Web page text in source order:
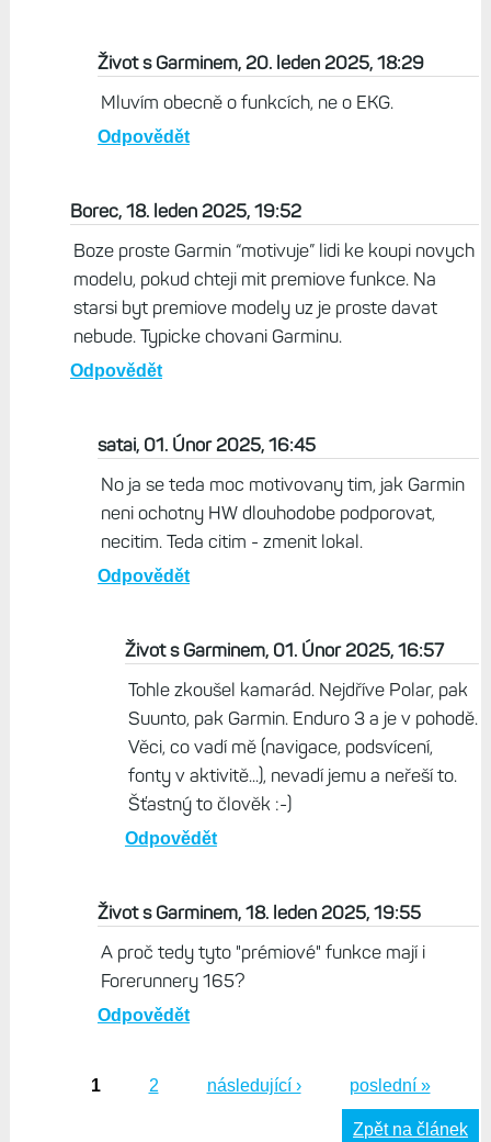
Život s Garminem, 20. leden 2025, 18:29
Mluvím obecně o funkcích, ne o EKG.
Odpovědět
Borec, 18. leden 2025, 19:52
Boze proste Garmin “motivuje” lidi ke koupi novych
modelu, pokud chteji mit premiove funkce. Na
starsi byt premiove modely uz je proste davat
nebude. Typicke chovani Garminu.
Odpovědět
satai, 01. Únor 2025, 16:45
No ja se teda moc motivovany tim, jak Garmin
neni ochotny HW dlouhodobe podporovat,
necitim. Teda citim - zmenit lokal.
Odpovědět
Život s Garminem, 01. Únor 2025, 16:57
Tohle zkoušel kamarád. Nejdříve Polar, pak
Suunto, pak Garmin. Enduro 3 a je v pohodě.
Věci, co vadí mě (navigace, podsvícení,
fonty v aktivitě...), nevadí jemu a neřeší to.
Šťastný to člověk :-)
Odpovědět
Život s Garminem, 18. leden 2025, 19:55
A proč tedy tyto "prémiové" funkce mají i
Forerunnery 165?
Odpovědět
1 2 následující › poslední »
Zpět na článek